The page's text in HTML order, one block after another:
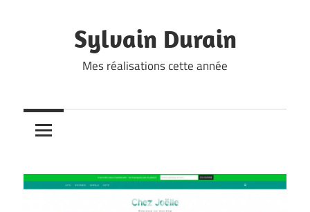
Sylvain Durain
Mes réalisations cette année